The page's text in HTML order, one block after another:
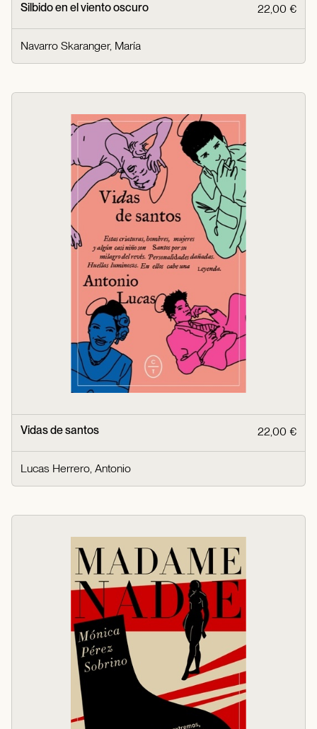
Silbido en el viento oscuro 22,00 €
Navarro Skaranger, María
Vidas de santos 22,00 €
Lucas Herrero, Antonio